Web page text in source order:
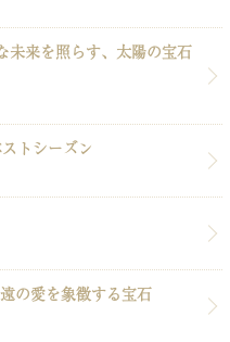
未来を照らす、太陽の宝石
トシーズン
の愛を象徴する宝石